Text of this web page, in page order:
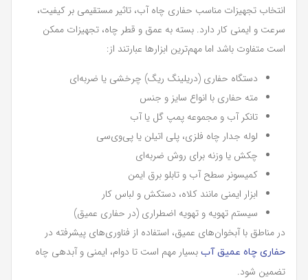
انتخاب تجهیزات مناسب حفاری چاه آب، تاثیر مستقیمی بر کیفیت،
سرعت و ایمنی کار دارد. بسته به عمق و قطر چاه، تجهیزات ممکن
است متفاوت باشد اما مهم‌ترین ابزارها عبارتند از:
دستگاه حفاری (دریلینگ ریگ) چرخشی یا ضربه‌ای
مته حفاری با انواع سایز و جنس
تانکر آب و مجموعه پمپ گل یا آب
لوله جدار چاه فلزی، پلی اتیلن یا پی‌وی‌سی
چکش یا وزنه برای روش ضربه‌ای
کمیسونر سطح آب و تابلو برق ایمن
ابزار ایمنی مانند کلاه، دستکش و لباس کار
سیستم تهویه و تهویه اضطراری (در حفاری عمیق)
در مناطق با آبخوان‌های عمیق، استفاده از فناوری‌های پیشرفته در
حفاری چاه عمیق آب بسیار مهم است تا دوام، ایمنی و آبدهی چاه
تضمین شود.